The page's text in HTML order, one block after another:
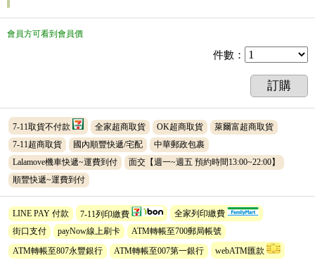
會員方可看到會員價
件數 ：
訂購
7-11取貨不付款 全家超商取貨 OK超商取貨
萊爾富超商取貨
7-11超商取貨
國內順豐快遞/宅配
中華郵政包裹
Lalamove機車快遞~運費到付
面交【週一~週五 預約時間13:00~22:00】
順豐快遞~運費到付
LINE PAY 付款 7-11列印繳費
全家列印繳費
街口支付
payNow線上刷卡 ATM轉帳至700郵局帳號
ATM轉帳至807永豐銀行 ATM轉帳至007第一銀行 webATM匯款